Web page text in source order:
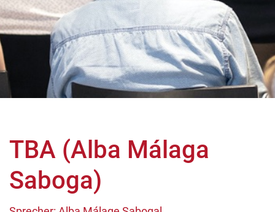
TBA (Alba Málaga
Saboga)